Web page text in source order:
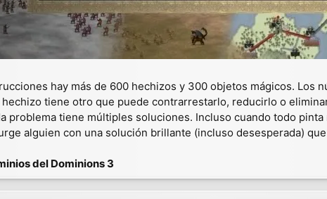
hay más de 600 hechizos y 300 objetos mágicos. Los
tiene otro que puede contrarrestarlo, reducirlo o
problema tiene múltiples soluciones. Incluso cuando todo
alguien con una solución brillante (incluso desesperada)
del Dominions 3